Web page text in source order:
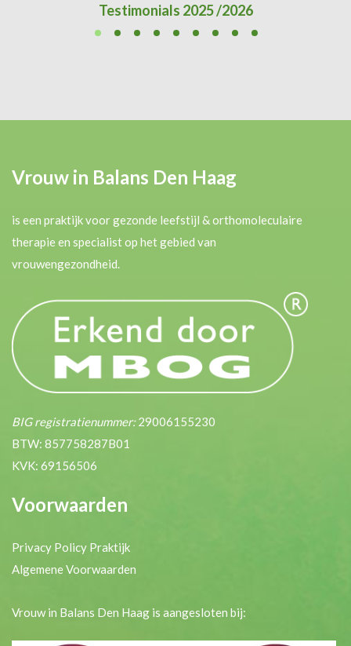
Testimonials 2025 /2026
Vrouw in Balans Den Haag
is een praktijk voor gezonde leefstijl & orthomoleculaire
therapie en specialist op het gebied van
vrouwengezondheid.
BIG registratienummer:29006155230
BTW: 857758287B01
KVK: 69156506
Voorwaarden
Privacy Policy Praktijk
Algemene Voorwaarden
Vrouw in Balans Den Haag is aangesloten bij: